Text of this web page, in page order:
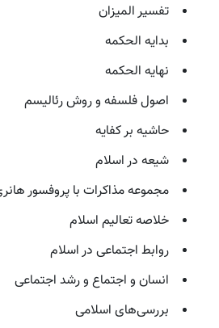
تفسیر المیزان
بدایه الحکمه
نهایه الحکمه
اصول فلسفه و روش رئالیسم
حاشیه بر کفایه
شیعه در اسلام
مجموعه مذاکرات با پروفسور
خلاصه تعالیم اسلام
روابط اجتماعی در اسلام
انسان و اجتماع و رشد اجتماعی
بررسی‌های اسلامی